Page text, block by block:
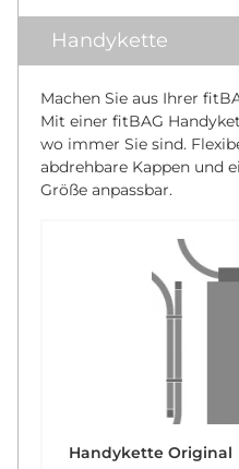
Handykette
Machen Sie aus Ihrer
Mit einer fitBAG
wo immer Sie sind.
abdrehbare Kappen und
Größe anpassbar.
Handykette Original